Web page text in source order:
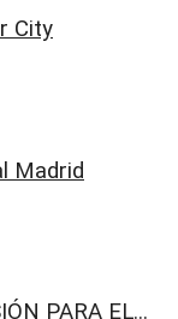
City
Madrid
PARA EL...